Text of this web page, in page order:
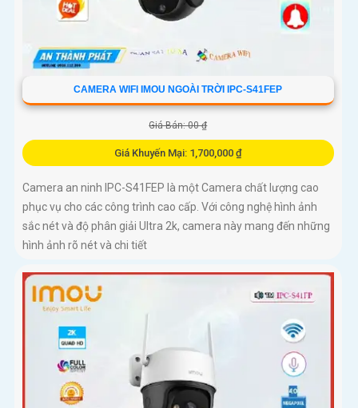
CAMERA WIFI IMOU NGOÀI TRỜI IPC-S41FEP
Giá Bán: 00 ₫
Giá Khuyến Mại: 1,700,000 ₫
Camera an ninh IPC-S41FEP là một Camera chất lượng cao
phục vụ cho các công trình cao cấp. Với công nghệ hình ảnh
sắc nét và độ phân giải Ultra 2k, camera này mang đến những
hình ảnh rõ nét và chi tiết